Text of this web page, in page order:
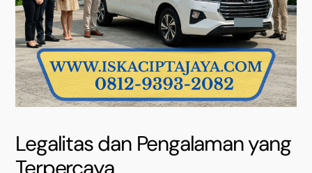
Legalitas dan Pengalaman yang